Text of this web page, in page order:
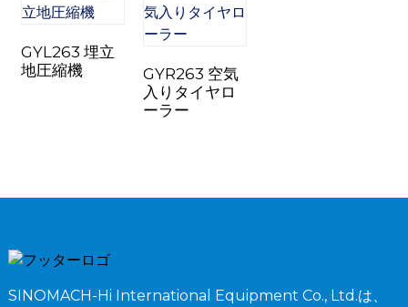
GYL263 埋立
地圧縮機
GYR263 空気
入りタイヤロ
ーラー
SINOMACH-Hi International Equipment Co., Ltd.は、